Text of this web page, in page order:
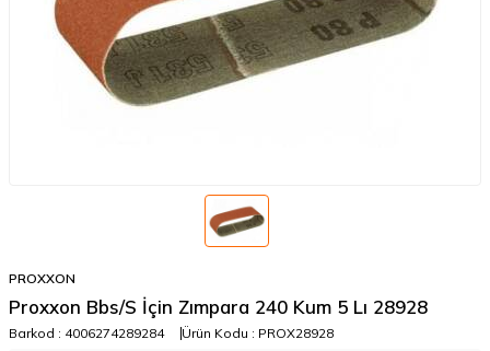
PROXXON
Proxxon Bbs/S İçin Zımpara 240 Kum 5 Lı 28928
Barkod : 4006274289284 Ürün Kodu : PROX28928